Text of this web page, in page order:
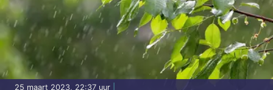
25 maart 2023, 22:37 uur